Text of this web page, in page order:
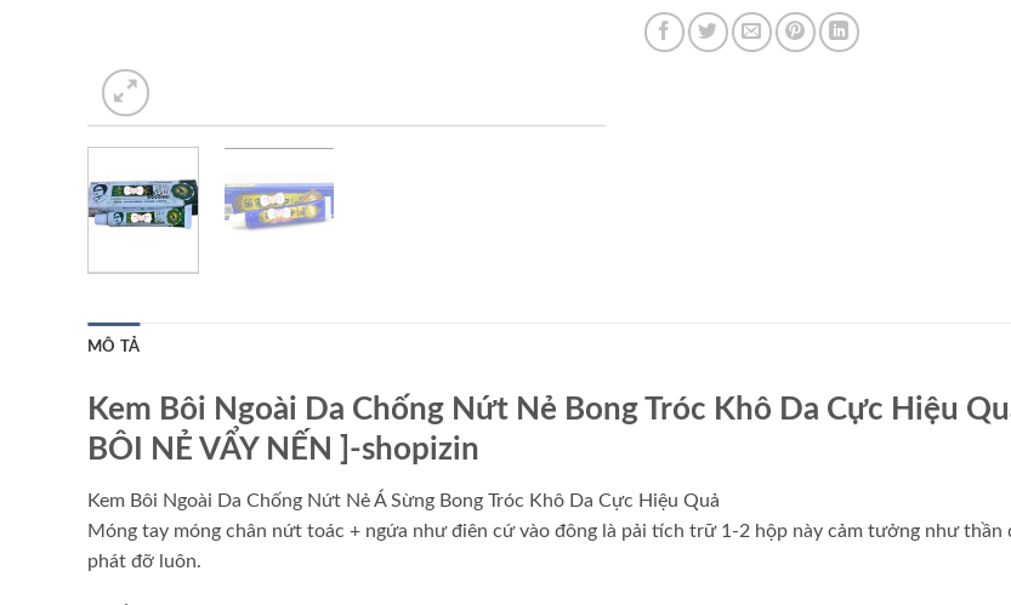
MÔ TẢ
Kem Bôi Ngoài Da Chống Nứt Nẻ Bong Tróc Khô Da Cực Hiệu
BÔI NẺ VẨY NẾN ]-shopizin
Kem Bôi Ngoài Da Chống Nứt Nẻ Á Sừng Bong Tróc Khô Da Cực Hiệu Quả
Móng tay móng chân nứt toác + ngứa như điên cứ vào đông là pải tích trữ 1-2 hộp này cảm tưởng như thần
phát đỡ luôn.